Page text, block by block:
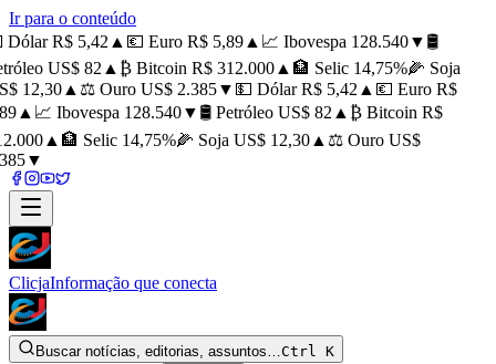
Ir para o conteúdo
R$ 5,42▲💶 Euro R$ 5,89▲📈 Ibovespa 128.540▼🛢️
US$ 82▲₿ Bitcoin R$ 312.000▲🏦 Selic 14,75%🌽 Soja
12,30▲⚖️ Ouro US$ 2.385▼💵 Dólar R$ 5,42▲💶 Euro R$
▲📈 Ibovespa 128.540▼🛢️ Petróleo US$ 82▲₿ Bitcoin R$
▲🏦 Selic 14,75%🌽 Soja US$ 12,30▲⚖️ Ouro US$
▼
ClicjaInformação que conecta
Buscar notícias, editorias, assuntos…Ctrl K